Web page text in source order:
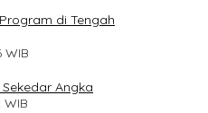
di Tengah
WIB
Angka
WIB